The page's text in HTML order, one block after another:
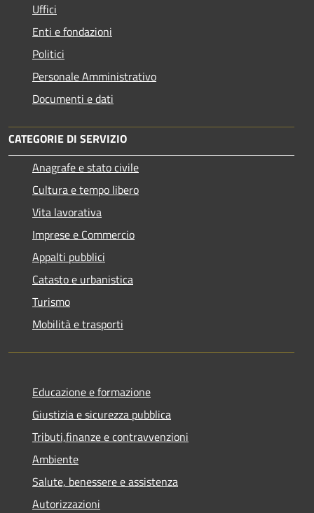
Uffici
Enti e fondazioni
Politici
Personale Amministrativo
Documenti e dati
CATEGORIE DI SERVIZIO
Anagrafe e stato civile
Cultura e tempo libero
Vita lavorativa
Imprese e Commercio
Appalti pubblici
Catasto e urbanistica
Turismo
Mobilità e trasporti
Educazione e formazione
Giustizia e sicurezza pubblica
Tributi,finanze e contravvenzioni
Ambiente
Salute, benessere e assistenza
Autorizzazioni